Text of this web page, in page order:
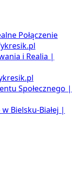
Połączenie
i Realia |
Społecznego |
Bielsku-Białej |